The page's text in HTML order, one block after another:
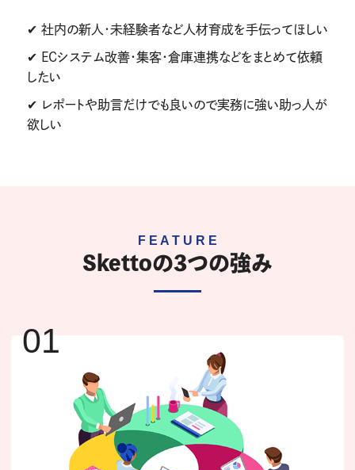
✔︎ 社内の新人・未経験者など人材育成を手伝ってほしい
✔︎ ECシステム改善・集客・倉庫連携などをまとめて依頼
したい
✔︎ レポートや助言だけでも良いので実務に強い助っ人が
欲しい
Skettoの3つの強み
01